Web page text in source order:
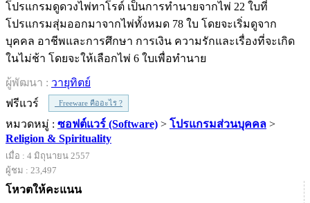
โปรแกรมดูดวงไพ่ทาโรต์ เป็นการทำนายจากไพ่ 22 ใบที่
โปรแกรมสุ่มออกมาจากไพ่ทั้งหมด 78 ใบ โดยจะเริ่มดูจาก
บุคคล อาชีพและการศึกษา การเงิน ความรักและเรื่องที่จะเกิด
ในไม่ช้า โดยจะให้เลือกไพ่ 6 ใบเพื่อทำนาย
ผู้พัฒนา : วายุทิตย์
ฟรีแวร์
Freeware คืออะไร ?
หมวดหมู่ : ซอฟต์แวร์ (Software) > โปรแกรมส่วนบุคคล >
Religion & Spirituality
เมื่อ : 4 มิถุนายน 2557
ผู้ชม : 23,497
โหวตให้คะแนน